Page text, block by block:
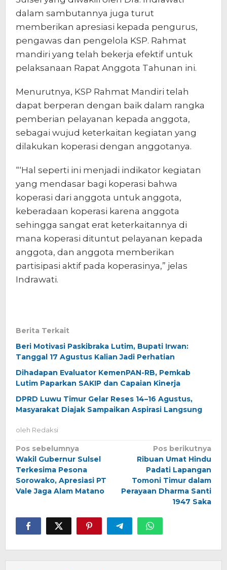
dalam sambutannya juga turut
memberikan apresiasi kepada pengurus,
pengawas dan pengelola KSP. Rahmat
mandiri yang telah bekerja efektif untuk
pelaksanaan Rapat Anggota Tahunan ini.
Menurutnya, KSP Rahmat Mandiri telah
dapat berperan dengan baik dalam rangka
pemberian pelayanan kepada anggota,
sebagai wujud keterkaitan kegiatan yang
dilakukan koperasi dengan anggotanya.
“‘Hal seperti ini menjadi indikator kegiatan
yang mendasar bagi koperasi bahwa
koperasi dari anggota untuk anggota,
keberadaan koperasi karena anggota
sehingga sangat erat keterkaitannya di
mana koperasi dituntut pelayanan kepada
anggota, dan anggota memberikan
partisipasi aktif pada koperasinya,” jelas
Indrawati.
Berita Terkait
Beri Motivasi Paskibraka Lutim, Bupati Irwan:
Tanggal 17 Agustus Kalian Jadi Perhatian
Dihadapan Evaluator KemenPAN-RB, Pemkab
Lutim Paparkan SAKIP dan Capaian Kinerja
DPRD Luwu Timur Gelar Reses 14–16 Agustus,
Masyarakat Diajak Sampaikan Aspirasi Langsung
oleh Redaksi
Navigasi
pos
Pos sebelumnya
Wakil Gubernur Sulsel
Terkesima Pesona
Sorowako, Apresiasi PT
Vale Jaga Alam Matano
Pos berikutnya
Ribuan Umat Hindu
Padati Lapangan
Tomoni Timur dalam
Perayaan Dharma Santi
1947 Saka